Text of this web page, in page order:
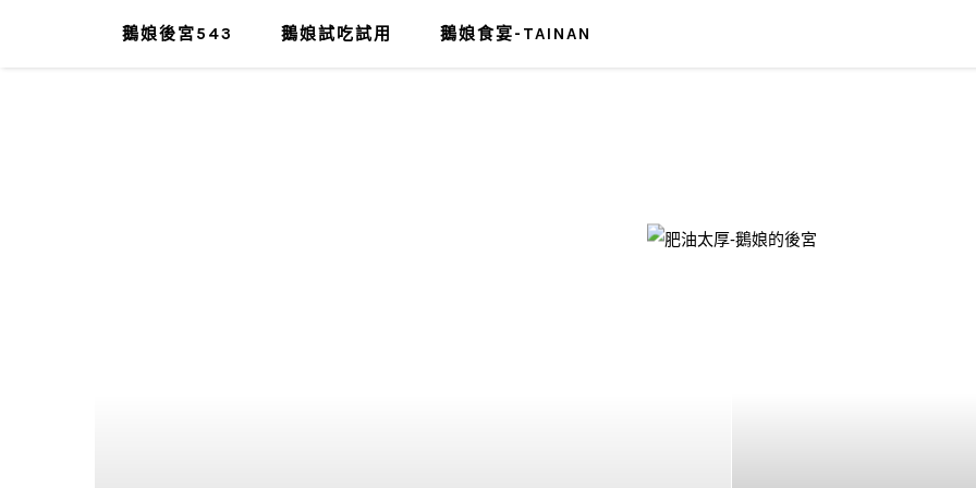
鵝娘後宮543 鵝娘試吃試用 鵝娘食宴-TAINAN
肥油太厚-鵝娘的後宮